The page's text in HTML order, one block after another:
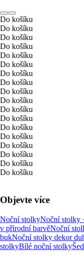
Do košíku
Do košíku
Do košíku
Do košíku
Do košíku
Do košíku
Do košíku
Do košíku
Do košíku
Do košíku
Do košíku
Do košíku
Do košíku
Do košíku
Do košíku
Do košíku
Do košíku
Do košíku
Objevte více
Noční stolkyNoční stolky
v přírodní barvěNoční
bukNoční stolky dekor
stolkyBílé noční stolky